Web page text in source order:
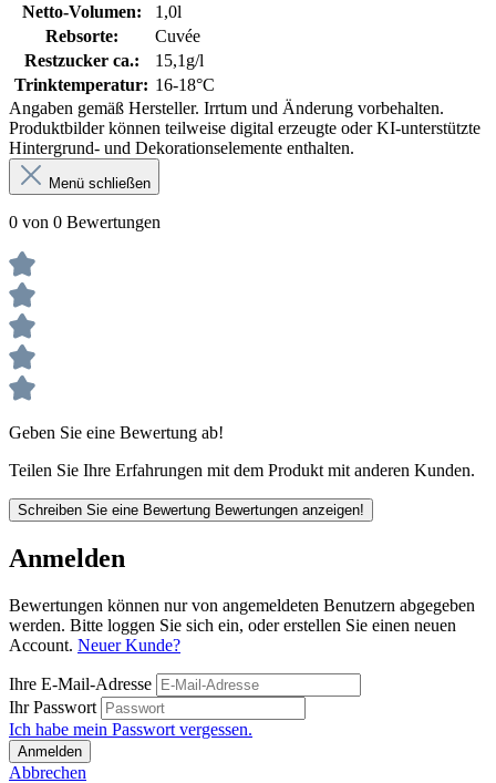
Netto-Volumen:
1,0l
Rebsorte:
Cuvée
Restzucker ca.:
15,1g/l
Trinktemperatur: 16-18°C
Angaben gemäß Hersteller. Irrtum und Änderung vorbehalten.
Produktbilder können teilweise digital erzeugte oder KI-unterstützte
Hintergrund- und Dekorationselemente enthalten.
Menü schließen
0 von 0 Bewertungen
Geben Sie eine Bewertung ab!
Teilen Sie Ihre Erfahrungen mit dem Produkt mit anderen Kunden.
Schreiben Sie eine Bewertung Bewertungen anzeigen!
Anmelden
Bewertungen können nur von angemeldeten Benutzern abgegeben
werden. Bitte loggen Sie sich ein, oder erstellen Sie einen neuen
Account. Neuer Kunde?
Ihre E-Mail-Adresse
Ihr Passwort
Ich habe mein Passwort vergessen.
Anmelden
Abbrechen